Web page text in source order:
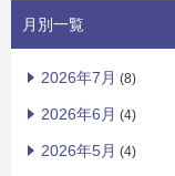
月別一覧
2026年7月 (8)
2026年6月 (4)
2026年5月 (4)